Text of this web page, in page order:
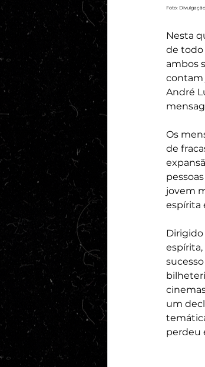
Foto: Divulgação
Nesta
de todo
ambos
contam
André
Os
de
jovem
espírita
Dirigido
um
perdeu